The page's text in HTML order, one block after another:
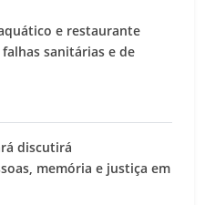
e restaurante
sanitárias e de
discutirá
memória e justiça em